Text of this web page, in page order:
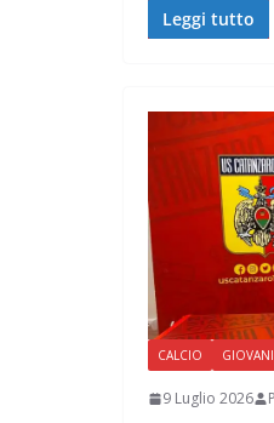
Leggi tutto
CALCIO
9 Luglio 2026